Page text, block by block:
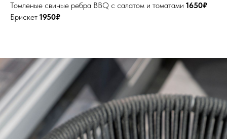
Томленые свиные ребра BBQ с салатом и томатами 1650₽
Брискет 1950₽